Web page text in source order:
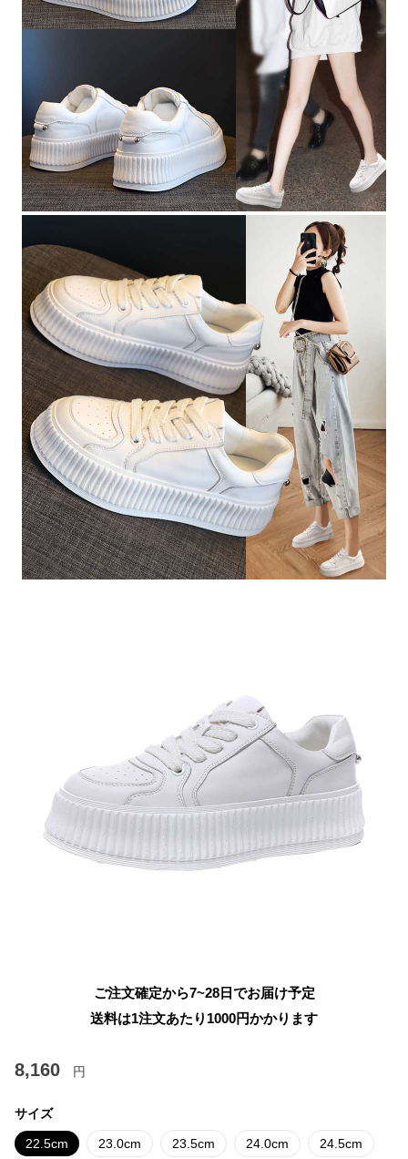
ご注文確定から7~28日でお届け予定
送料は1注文あたり 1000円かかります
8,160 円
サイズ
22.5cm 23.0cm 23.5cm 24.0cm 24.5cm